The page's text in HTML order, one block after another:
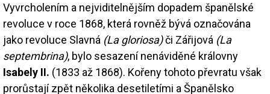
Vyvrcholením a nejviditelnějším dopadem španělské
revoluce v roce 1868, která rovněž bývá označována
jako revoluce Slavná (La gloriosa)či Zářijová (La
septembrina), bylo sesazení nenáviděné královny
Isabely II. (1833 až 1868). Kořeny tohoto převratu však
prorůstají zpět několika desetiletími a Španělsko